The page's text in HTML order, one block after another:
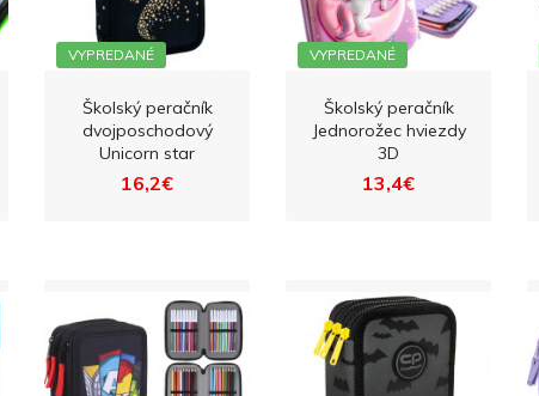
VYPREDANÉ
Školský peračník
dvojposchodový
Unicorn star
16,2€
VYPREDANÉ
Školský peračník
Jednorožec hviezdy
3D
13,4€